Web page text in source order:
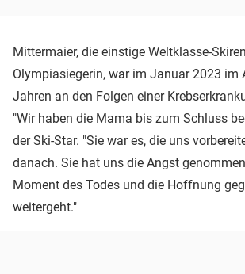
Mittermaier, die einstige Weltklasse-
Olympiasiegerin, war im Januar 2023 im
Jahren an den Folgen einer
"Wir haben die Mama bis zum Schluss
der Ski-Star. "Sie war es, die uns
danach. Sie hat uns die Angst
Moment des Todes und die Hoffnung
weitergeht."